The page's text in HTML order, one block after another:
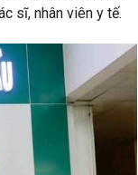
sĩ, nhân viên y tế.